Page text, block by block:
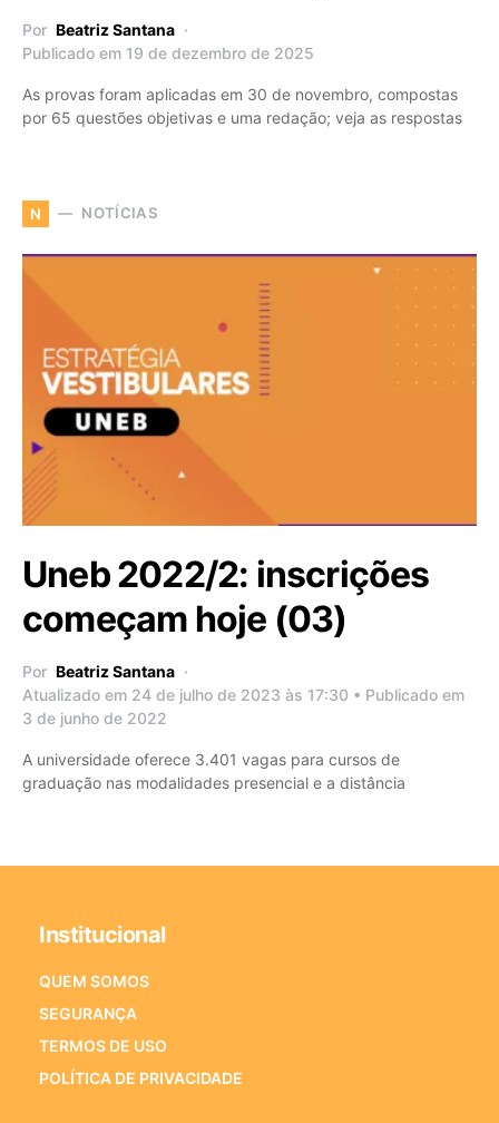
Por Beatriz Santana
Publicado em 19 de dezembro de 2025
As provas foram aplicadas em 30 de novembro, compostas
por 65 questões objetivas e uma redação; veja as respostas
N NOTÍCIAS
Uneb 2022/2: inscrições
começam hoje (03)
Por Beatriz Santana
Atualizado em 24 de julho de 2023 às 17:30 • Publicado em
3 de junho de 2022
A universidade oferece 3.401 vagas para cursos de
graduação nas modalidades presencial e a distância
Institucional
QUEM SOMOS
SEGURANÇA
TERMOS DE USO
POLÍTICA DE PRIVACIDADE